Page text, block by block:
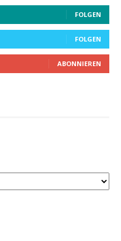
FOLGEN
FOLGEN
ABONNIEREN